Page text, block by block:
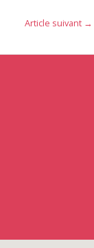
Article suivant →